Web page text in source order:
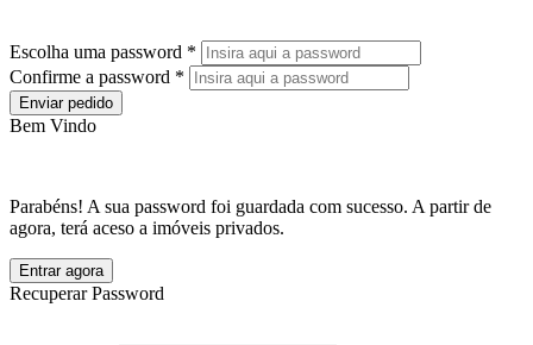
Escolha uma password *
Confirme a password *
Enviar pedido
Bem Vindo
Parabéns! A sua password foi guardada com sucesso. A partir de
agora, terá aceso a imóveis privados.
Entrar agora
Recuperar Password